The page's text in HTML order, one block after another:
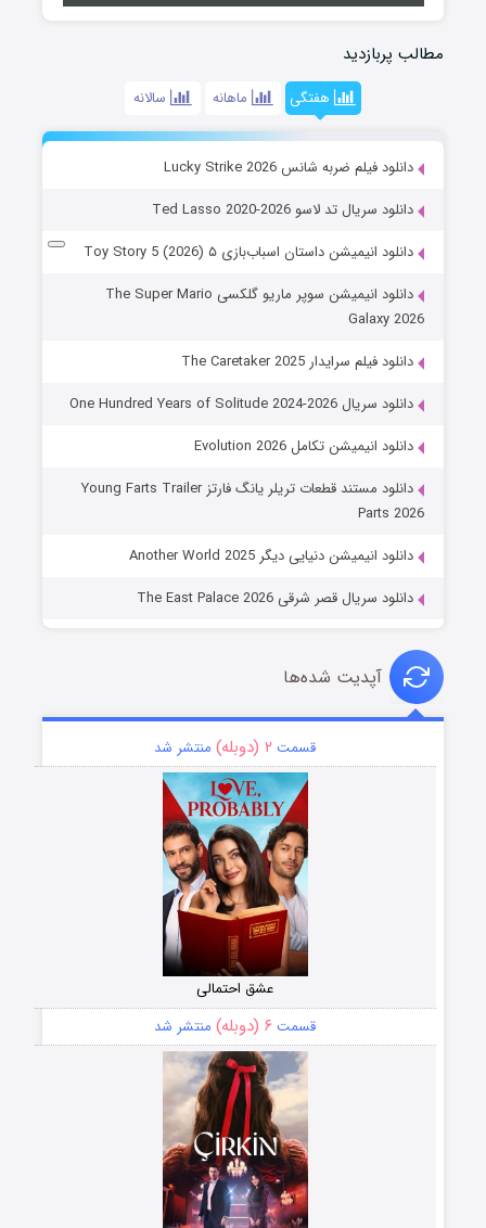
مطالب پربازدید
هفتگی ماهانه سالانه
دانلود فیلم ضربه شانس Lucky Strike 2026
دانلود سریال تد لاسو Ted Lasso 2020-2026
دانلود انیمیشن داستان اسباب‌بازی ۵ Toy Story 5 (2026)
دانلود انیمیشن سوپر ماریو گلکسی The Super Mario
Galaxy 2026
دانلود فیلم سرایدار The Caretaker 2025
دانلود سریال One Hundred Years of Solitude 2024-2026
دانلود انیمیشن تکامل Evolution 2026
دانلود مستند قطعات تریلر یانگ فارتز Young Farts Trailer
Parts 2026
دانلود انیمیشن دنیایی دیگر Another World 2025
دانلود سریال قصر شرقی The East Palace 2026
آپدیت شده‌ها
قسمت ۲ (دوبله) منتشر شد
عشق احتمالی
قسمت ۶ (دوبله) منتشر شد